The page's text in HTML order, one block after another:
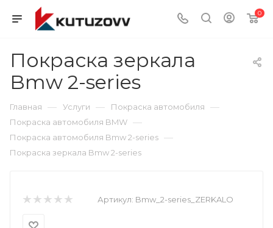
0
Покраска зеркала
Bmw 2-series
Главная — Услуги — Покраска автомобиля —
Покраска автомобиля BMW —
Покраска автомобиля Bmw 2-series —
Покраска зеркала Bmw 2-series
Артикул: Bmw_2-series_ZERKALO